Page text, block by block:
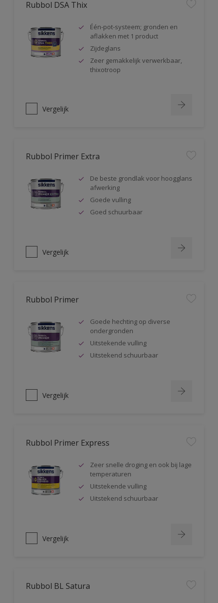
Rubbol DSA Thix
Één-pot-systeem; gronden en
aflakken met 1 product
Zijdeglans
Zeer gemakkelijk verwerkbaar,
thixotroop
Vergelijk
Rubbol Primer Extra
De beste grondlak voor hoogglans
afwerking
Goede vulling
Goed schuurbaar
Vergelijk
Rubbol Primer
Goede hechting op diverse
ondergronden
Uitstekende vulling
Uitstekend schuurbaar
Vergelijk
Rubbol Primer Express
Zeer snelle droging en ook bij lage
temperaturen
Uitstekende vulling
Uitstekend schuurbaar
Vergelijk
Rubbol BL Satura